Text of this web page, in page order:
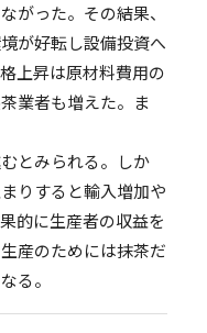
がった。その結果、
が好転し設備投資へ
上昇は原材料費用の
業者も増えた。ま
とみられる。しか
りすると輸入増加や
的に生産者の収益を
産のためには抹茶だ
る。